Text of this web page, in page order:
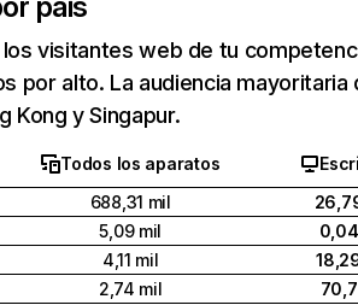
visitantes web de tu
por alto. La audiencia mayoritaria
Kong y Singapur.
Todos los aparatos
688,31 mil
5,09 mil
4,11 mil
2,74 mil